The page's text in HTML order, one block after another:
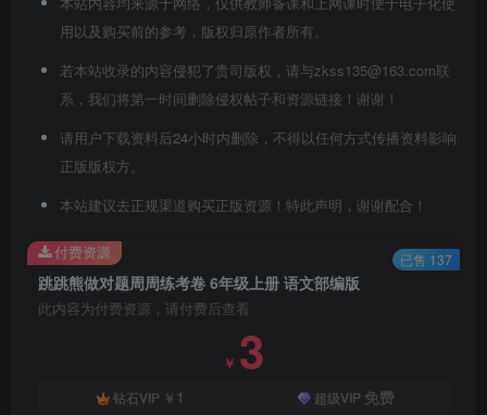
用以及购买前的参考，版权归原作者所有。
若本站收录的内容侵犯了贵司版权，请与zkss135@163.com联
系，我们将第一时间删除侵权帖子和资源链接！谢谢！
请用户下载资料后24小时内删除，不得以任何方式传播资料影响
正版版权方。
本站建议去正规渠道购买正版资源！特此声明，谢谢配合！
跳跳熊做对题周周练考卷 6年级上册 语文部编版
此内容为付费资源，请付费后查看
￥ 3
钻石VIP ￥ 1 超级VIP 免费
付费资源 已售 137